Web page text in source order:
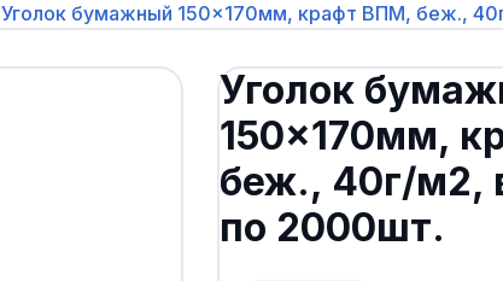
Уголок бумажный 150×170мм, крафт ВПМ, беж.,
Уголок
150×170мм,
беж., 40г/м2,
по 2000шт.